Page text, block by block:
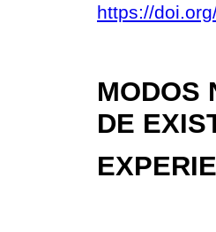
https://
MODOS
DE